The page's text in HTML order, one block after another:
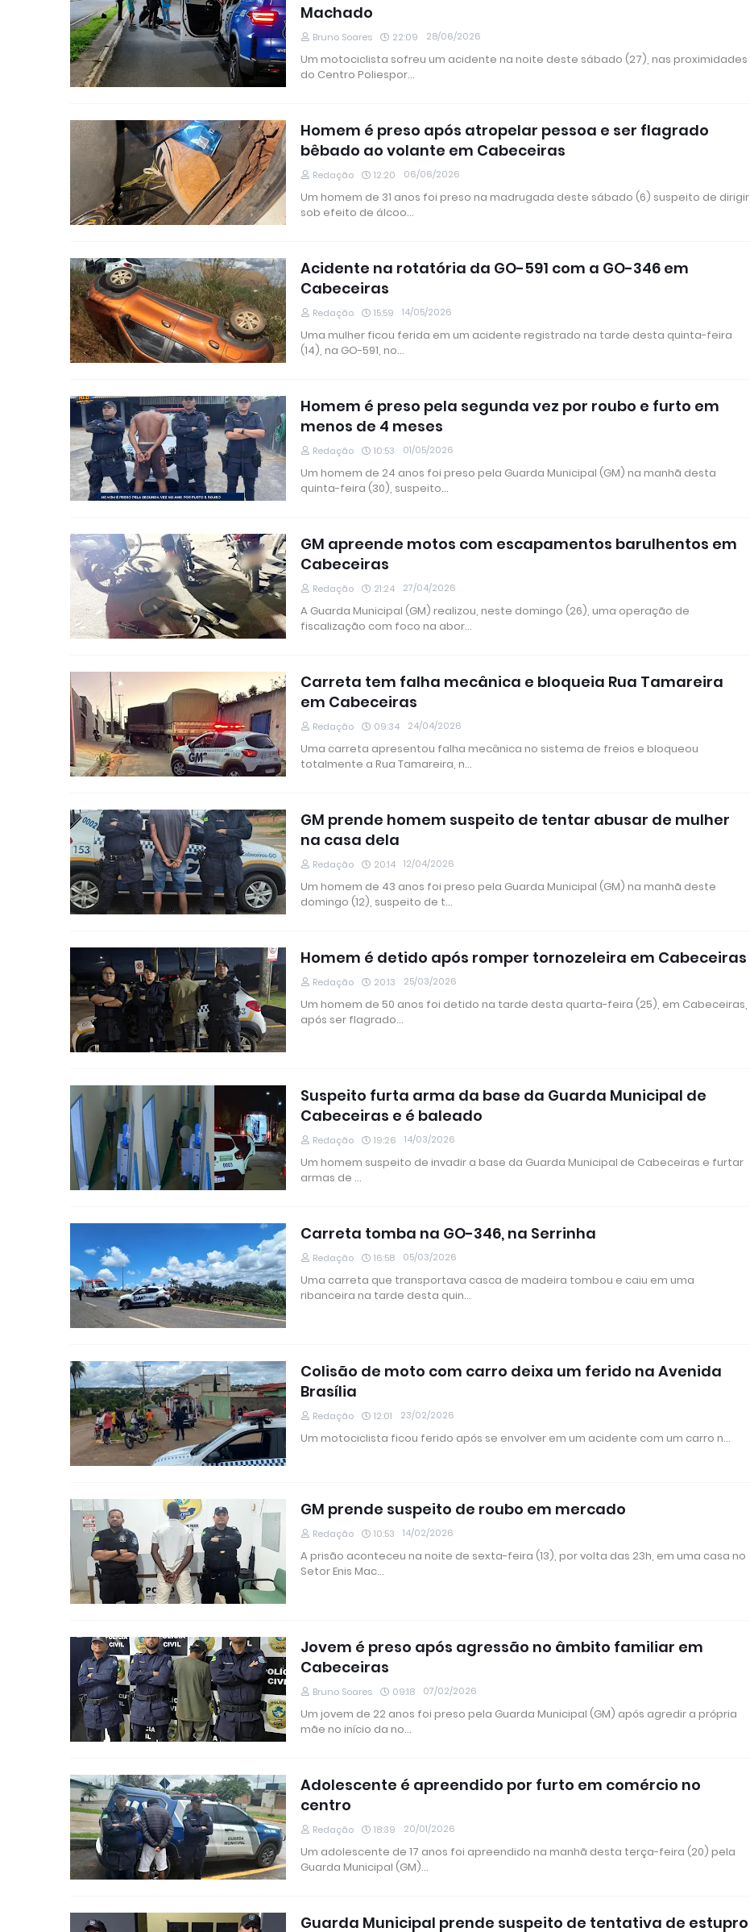
Machado
Bruno Soares 22:09 28/06/2026
Um motociclista sofreu um acidente na noite deste sábado (27), nas proximidades
do Centro Poliespor…
Homem é preso após atropelar pessoa e ser flagrado
bêbado ao volante em Cabeceiras
Redação 12:20 06/06/2026
Um homem de 31 anos foi preso na madrugada deste sábado (6) suspeito de dirigir
sob efeito de álcoo…
Acidente na rotatória da GO-591 com a GO-346 em
Cabeceiras
Redação 15:59 14/05/2026
Uma mulher ficou ferida em um acidente registrado na tarde desta quinta-feira
(14), na GO-591, no…
Homem é preso pela segunda vez por roubo e furto em
menos de 4 meses
Redação 10:53 01/05/2026
Um homem de 24 anos foi preso pela Guarda Municipal (GM) na manhã desta
quinta-feira (30), suspeito…
GM apreende motos com escapamentos barulhentos em
Cabeceiras
Redação 21:24 27/04/2026
A Guarda Municipal (GM) realizou, neste domingo (26), uma operação de
fiscalização com foco na abor…
Carreta tem falha mecânica e bloqueia Rua Tamareira
em Cabeceiras
Redação 09:34 24/04/2026
Uma carreta apresentou falha mecânica no sistema de freios e bloqueou
totalmente a Rua Tamareira, n…
GM prende homem suspeito de tentar abusar de mulher
na casa dela
Redação 20:14 12/04/2026
Um homem de 43 anos foi preso pela Guarda Municipal (GM) na manhã deste
domingo (12), suspeito de t…
Homem é detido após romper tornozeleira em Cabeceiras
Redação 20:13 25/03/2026
Um homem de 50 anos foi detido na tarde desta quarta-feira (25), em Cabeceiras,
após ser flagrado…
Suspeito furta arma da base da Guarda Municipal de
Cabeceiras e é baleado
Redação 19:26 14/03/2026
Um homem suspeito de invadir a base da Guarda Municipal de Cabeceiras e furtar
armas de …
Carreta tomba na GO-346, na Serrinha
Redação 16:58 05/03/2026
Uma carreta que transportava casca de madeira tombou e caiu em uma
ribanceira na tarde desta quin…
Colisão de moto com carro deixa um ferido na Avenida
Brasília
Redação 12:01 23/02/2026
Um motociclista ficou ferido após se envolver em um acidente com um carro n…
GM prende suspeito de roubo em mercado
Redação 10:53 14/02/2026
A prisão aconteceu na noite de sexta-feira (13), por volta das 23h, em uma casa no
Setor Enis Mac…
Jovem é preso após agressão no âmbito familiar em
Cabeceiras
Bruno Soares 09:18 07/02/2026
Um jovem de 22 anos foi preso pela Guarda Municipal (GM) após agredir a própria
mãe no início da no…
Adolescente é apreendido por furto em comércio no
centro
Redação 18:39 20/01/2026
Um adolescente de 17 anos foi apreendido na manhã desta terça-feira (20) pela
Guarda Municipal (GM)…
Guarda Municipal prende suspeito de tentativa de estupro